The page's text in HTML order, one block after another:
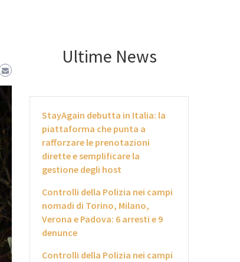
Ultime News
StayAgain debutta in Italia: la
piattaforma che punta a
rafforzare le prenotazioni
dirette e semplificare la
gestione degli host
Controlli della Polizia nei campi
nomadi di Torino, Milano,
Verona e Padova: 6 arresti e 9
denunce
Controlli della Polizia nei campi